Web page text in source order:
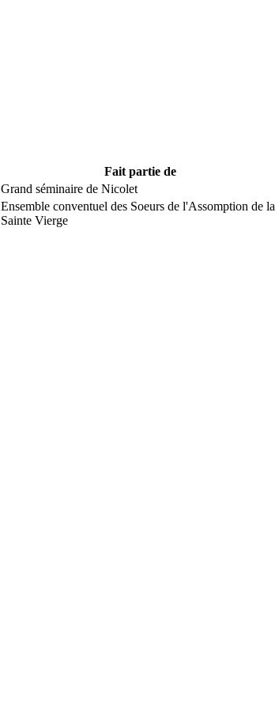
Fait partie de
Grand séminaire de Nicolet
Ensemble conventuel des Soeurs de l'Assomption de la
Sainte Vierge